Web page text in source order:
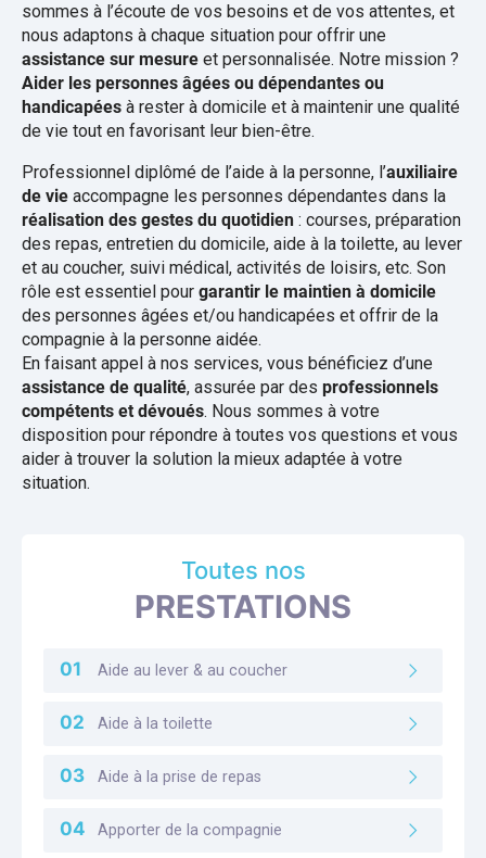
sommes à l’écoute de vos besoins et de vos attentes, et
nous adaptons à chaque situation pour offrir une
assistance sur mesure et personnalisée. Notre mission ?
Aider les personnes âgées ou dépendantes ou
handicapées à rester à domicile et à maintenir une qualité
de vie tout en favorisant leur bien-être.
Professionnel diplômé de l’aide à la personne, l’auxiliaire
de vie accompagne les personnes dépendantes dans la
réalisation des gestes du quotidien : courses, préparation
des repas, entretien du domicile, aide à la toilette, au lever
et au coucher, suivi médical, activités de loisirs, etc. Son
rôle est essentiel pour garantir le maintien à domicile
des personnes âgées et/ou handicapées et offrir de la
compagnie à la personne aidée.
En faisant appel à nos services, vous bénéficiez d’une
assistance de qualité, assurée par des professionnels
compétents et dévoués. Nous sommes à votre
disposition pour répondre à toutes vos questions et vous
aider à trouver la solution la mieux adaptée à votre
situation.
Toutes nos
PRESTATIONS
Aide au lever & au coucher
Aide à la toilette
Aide à la prise de repas
Apporter de la compagnie